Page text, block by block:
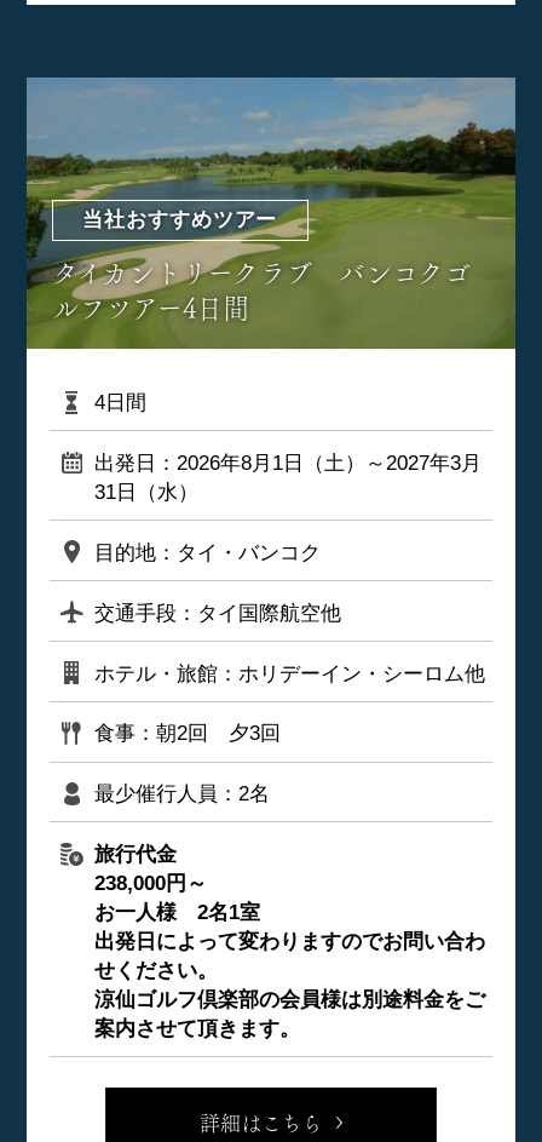
当社おすすめツアー
タイカントリークラブ バンコクゴ
ルフツアー4日間
4日間
出発日：2026年8月1日（土）～2027年3月
31日（水）
目的地：タイ・バンコク
交通手段：タイ国際航空他
ホテル・旅館：ホリデーイン・シーロム他
食事：朝2回 夕3回
最少催行人員：2名
旅行代金
238,000円～
お一人様 2名1室
出発日によって変わりますのでお問い合わ
せください。
涼仙ゴルフ倶楽部の会員様は別途料金をご
案内させて頂きます。
詳細はこちら